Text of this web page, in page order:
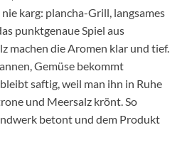
karg: plancha-Grill, langsames
punktgenaue Spiel aus
machen die Aromen klar und tief.
Gemüse bekommt
saftig, weil man ihn in Ruhe
und Meersalz krönt. So
betont und dem Produkt